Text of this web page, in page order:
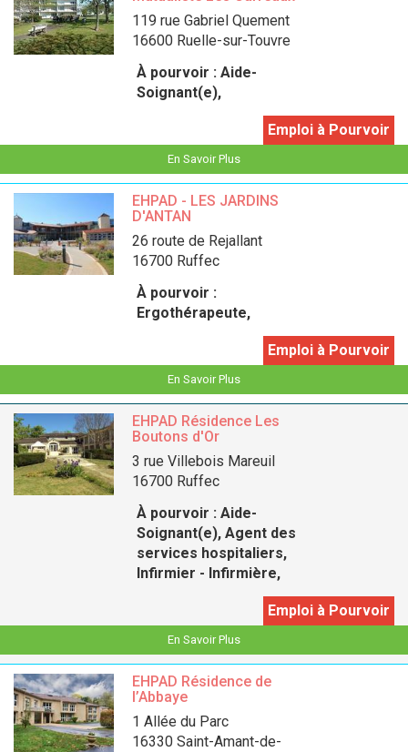
119 rue Gabriel Quement
16600 Ruelle-sur-Touvre
À pourvoir : Aide-
Soignant(e),
Emploi à Pourvoir
En Savoir Plus
EHPAD - LES JARDINS
D'ANTAN
26 route de Rejallant
16700 Ruffec
À pourvoir :
Ergothérapeute,
Emploi à Pourvoir
En Savoir Plus
EHPAD Résidence Les
Boutons d'Or
3 rue Villebois Mareuil
16700 Ruffec
À pourvoir : Aide-
Soignant(e), Agent des
services hospitaliers,
Infirmier - Infirmière,
Emploi à Pourvoir
En Savoir Plus
EHPAD Résidence de
l’Abbaye
1 Allée du Parc
16330 Saint-Amant-de-